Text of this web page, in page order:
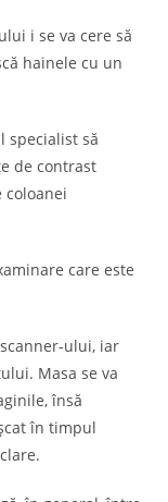
i se va cere să
hainele cu un
specialist să
de contrast
care este
ului, iar
Masa se va
însă
în timpul